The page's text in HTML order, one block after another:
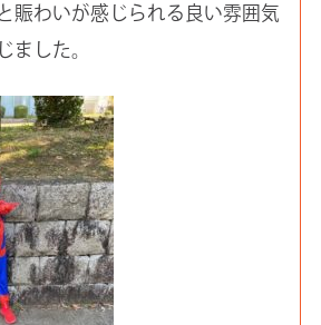
賑わいが感じられる良い雰囲気
ました。